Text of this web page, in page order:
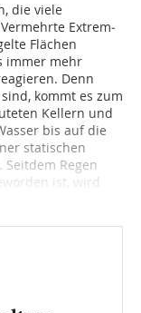
die viele
Extrem­
Flächen
immer mehr
Denn
kommt es zum
Kellern und
bis auf die
statischen
Regen
ist, wird